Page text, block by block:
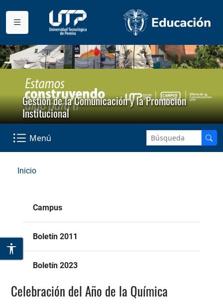
Gestión de la Comunicación y la Promoción
Institucional
Menú
Inicio
Campus
Boletín 2011
Boletín 2023
Celebración del Año de la Química